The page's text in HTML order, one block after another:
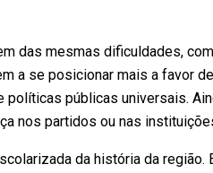
das mesmas dificuldades,
a se posicionar mais a favor
públicas universais.
nos partidos ou nas
da história da